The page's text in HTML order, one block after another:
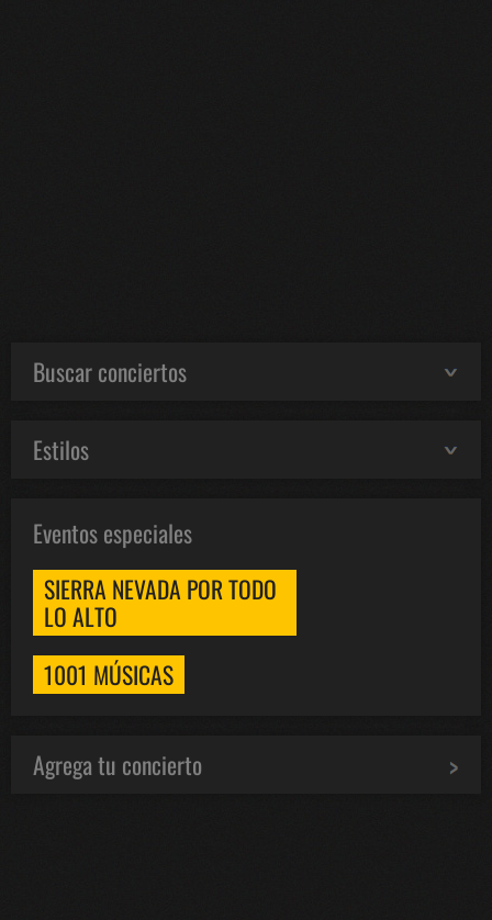
Buscar conciertos
Estilos
Eventos especiales
SIERRA NEVADA POR TODO
LO ALTO
1001 MÚSICAS
Agrega tu concierto